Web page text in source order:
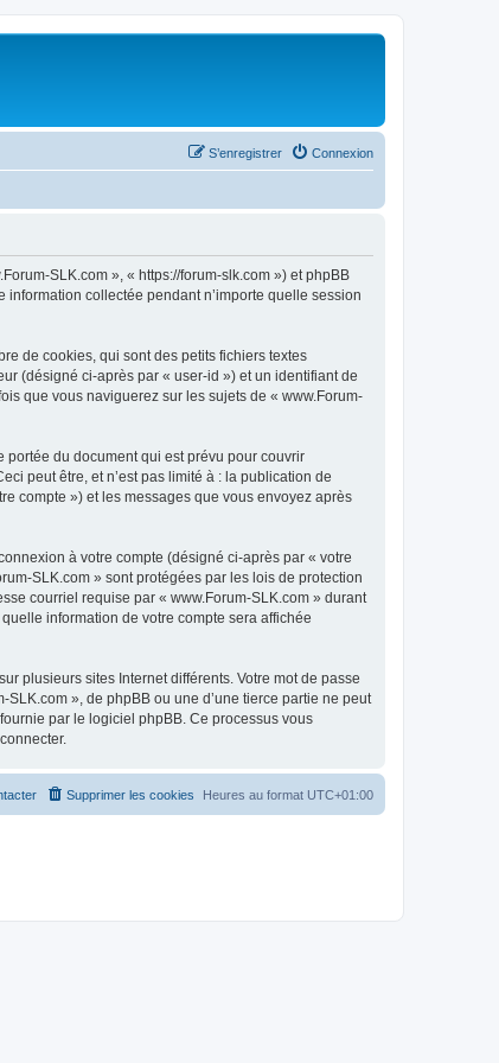
Connexion
S’enregistrer
SLK.com », « https://forum-slk.com ») et phpBB
collectée pendant n’importe quelle session
de cookies, qui sont des petits fichiers textes
(désigné ci-après par « user-id ») et un identifiant de
que vous naviguerez sur les sujets de « www.Forum-
du document qui est prévu pour couvrir
peut être, et n’est pas limité à : la publication de
compte ») et les messages que vous envoyez après
à votre compte (désigné ci-après par « votre
SLK.com » sont protégées par les lois de protection
courriel requise par « www.Forum-SLK.com » durant
information de votre compte sera affichée
plusieurs sites Internet différents. Votre mot de passe
», de phpBB ou une d’une tierce partie ne peut
par le logiciel phpBB. Ce processus vous
Heures au format UTC+01:00
Supprimer les cookies